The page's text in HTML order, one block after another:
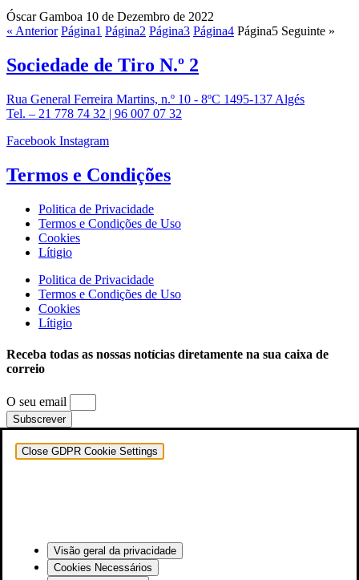
Óscar Gamboa 10 de Dezembro de 2022
« Anterior Página1 Página2 Página3 Página4 Página5 Seguinte »
Sociedade de Tiro N.º 2
Rua General Ferreira Martins, n.º 10 - 8ºC 1495-137 Algés
Tel. – 21 778 74 32 | 96 007 07 32
Facebook Instagram
Termos e Condições
Politica de Privacidade
Termos e Condições de Uso
Cookies
Lítigio
Politica de Privacidade
Termos e Condições de Uso
Cookies
Lítigio
Receba todas as nossas notícias diretamente na sua caixa de
correio
O seu email
Subscrever
Close GDPR Cookie Settings
Visão geral da privacidade
Cookies Necessários